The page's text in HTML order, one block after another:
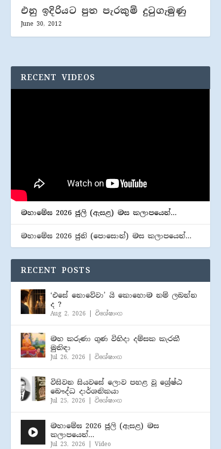
එනු ඉදිරියට පුත පැරකුම් දුටුගැමුණු
June 30, 2012
RECENT VIDEOS
මහාමේඝ 2026 ජූලි (​ඇසළ) මස කලාපයෙන්…
මහාමේඝ 2026 ජුනි (​පොසොන්) මස කලාපයෙන්…
RECENT POSTS
‘එසේ නොවේවා’ යි කොහොම නම් ලබන්න
ද ?
Aug 2, 2026 |විශේෂාංග
මහ කරුණා ගුණ විහිදා දම්සක කැරකී
මුනිඳා
Jul 26, 2026 |විශේෂාංග
විසිවන සියවසේ ලොව පහළ වූ ශ්‍රේෂ්ඨ
බෞද්ධ දාර්ශනිකයා
Jul 25, 2026 |විශේෂාංග
මහාමේඝ 2026 ජූලි (​ඇසළ) මස
කලාපයෙන්…
Jul 23, 2026 |Video